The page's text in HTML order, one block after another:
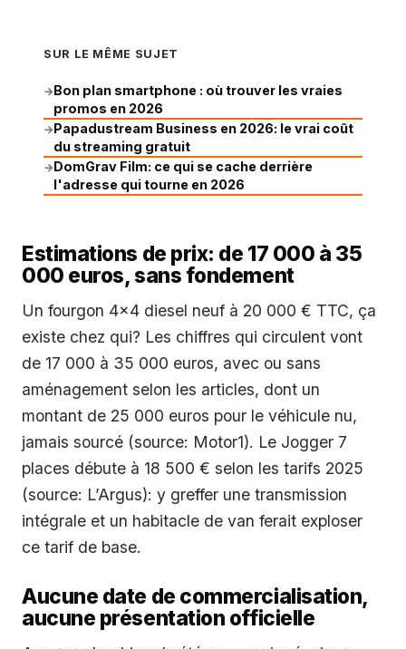
SUR LE MÊME SUJET
→Bon plan smartphone : où trouver les vraies
promos en 2026
→Papadustream Business en 2026: le vrai coût
du streaming gratuit
→DomGrav Film: ce qui se cache derrière
l'adresse qui tourne en 2026
Estimations de prix: de 17 000 à 35
000 euros, sans fondement
Un fourgon 4x4 diesel neuf à 20 000 € TTC, ça
existe chez qui? Les chiffres qui circulent vont
de 17 000 à 35 000 euros, avec ou sans
aménagement selon les articles, dont un
montant de 25 000 euros pour le véhicule nu,
jamais sourcé (source: Motor1). Le Jogger 7
places débute à 18 500 € selon les tarifs 2025
(source: L’Argus): y greffer une transmission
intégrale et un habitacle de van ferait exploser
ce tarif de base.
Aucune date de commercialisation,
aucune présentation officielle